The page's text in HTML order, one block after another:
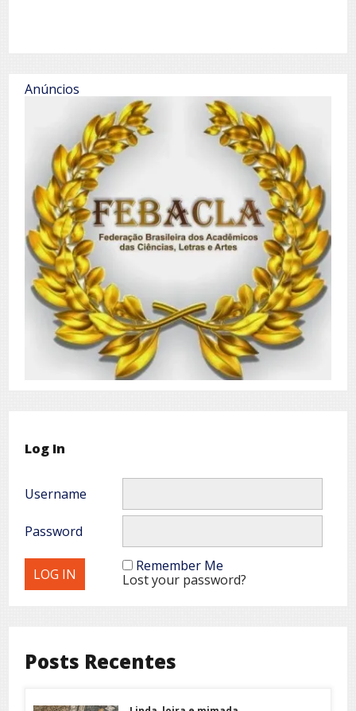
Anúncios
Log In
Username
Password
Remember Me
Lost your password?
Posts Recentes